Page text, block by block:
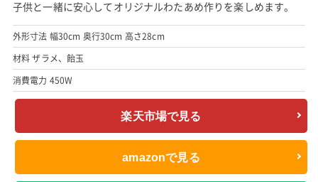
子供と一緒に安心してオリジナルわたあめ作りを楽しめます。
外形寸法 幅30cm 奥行30cm 高さ28cm
材料 ザラメ、飴玉
消費電力 450W
楽天市場で見る
amazonで見る